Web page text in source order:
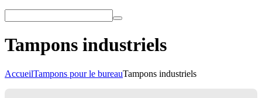
Tampons industriels
AccueilTampons pour le bureauTampons industriels